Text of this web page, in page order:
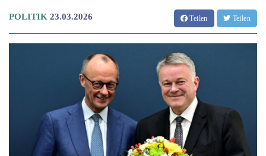
POLITIK 23.03.2026 Teilen Teilen